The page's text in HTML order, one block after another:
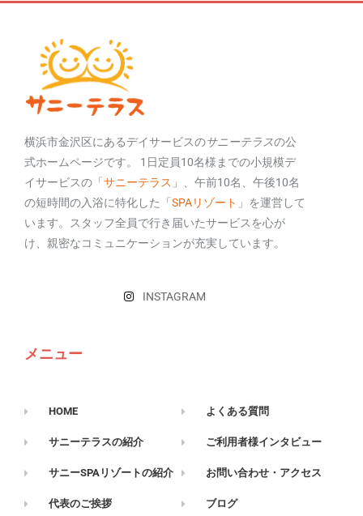
横浜市金沢区にあるデイサービスのサニーテラスの公
式ホームページです。 1日定員10名様までの小規模デ
イサービスの「 サニーテラス 」、午前10名、午後10名
の短時間の入浴に特化した「 SPAリゾート 」を運営して
います。スタッフ全員で行き届いたサービスを心が
け、親密なコミュニケーションが充実しています。
INSTAGRAM
メニュー
HOME
サニーテラスの紹介
サニーSPAリゾートの紹介
代表のご挨拶
よくある質問
ご利用者様インタビュー
お問い合わせ・アクセス
ブログ